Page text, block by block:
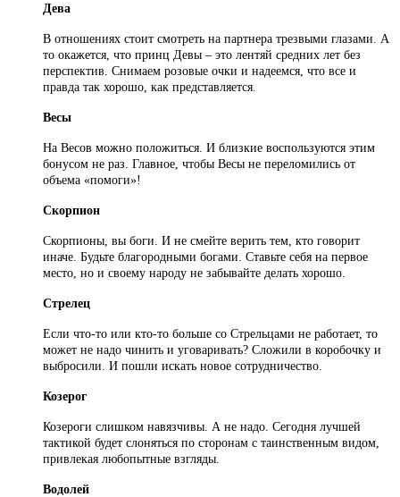
Дева
В отношениях стоит смотреть на партнера трезвыми глазами. А
то окажется, что принц Девы – это лентяй средних лет без
перспектив. Снимаем розовые очки и надеемся, что все и
правда так хорошо, как представляется.
Весы
На Весов можно положиться. И близкие воспользуются этим
бонусом не раз. Главное, чтобы Весы не переломились от
объема «помоги»!
Скорпион
Скорпионы, вы боги. И не смейте верить тем, кто говорит
иначе. Будьте благородными богами. Ставьте себя на первое
место, но и своему народу не забывайте делать хорошо.
Стрелец
Если что-то или кто-то больше со Стрельцами не работает, то
может не надо чинить и уговаривать? Сложили в коробочку и
выбросили. И пошли искать новое сотрудничество.
Козерог
Козероги слишком навязчивы. А не надо. Сегодня лучшей
тактикой будет слоняться по сторонам с таинственным видом,
привлекая любопытные взгляды.
Водолей